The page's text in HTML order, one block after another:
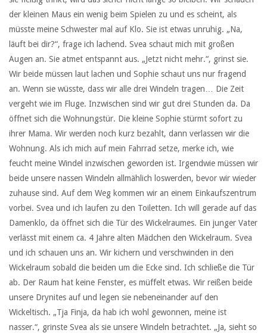
der kleinen Maus ein wenig beim Spielen zu und es scheint, als
müsste meine Schwester mal auf Klo. Sie ist etwas unruhig. „Na,
läuft bei dir?“, frage ich lachend. Svea schaut mich mit großen
Augen an. Sie atmet entspannt aus. „Jetzt nicht mehr.“, grinst sie.
Wir beide müssen laut lachen und Sophie schaut uns nur fragend
an. Wenn sie wüsste, dass wir alle drei Windeln tragen… Die Zeit
vergeht wie im Fluge. Inzwischen sind wir gut drei Stunden da. Da
öffnet sich die Wohnungstür. Die kleine Sophie stürmt sofort zu
ihrer Mama. Wir werden noch kurz bezahlt, dann verlassen wir die
Wohnung. Als ich mich auf mein Fahrrad setze, merke ich, wie
feucht meine Windel inzwischen geworden ist. Irgendwie müssen wir
beide unsere nassen Windeln allmählich loswerden, bevor wir wieder
zuhause sind. Auf dem Weg kommen wir an einem Einkaufszentrum
vorbei. Svea und ich laufen zu den Toiletten. Ich will gerade auf das
Damenklo, da öffnet sich die Tür des Wickelraumes. Ein junger Vater
verlässt mit einem ca. 4 Jahre alten Mädchen den Wickelraum. Svea
und ich schauen uns an. Wir kichern und verschwinden in den
Wickelraum sobald die beiden um die Ecke sind. Ich schließe die Tür
ab. Der Raum hat keine Fenster, es müffelt etwas. Wir reißen beide
unsere Drynites auf und legen sie nebeneinander auf den
Wickeltisch. „Tja Finja, da hab ich wohl gewonnen, meine ist
nasser.“, grinste Svea als sie unsere Windeln betrachtet. „Ja, sieht so